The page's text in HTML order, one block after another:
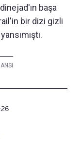
başa
bir dizi gizli